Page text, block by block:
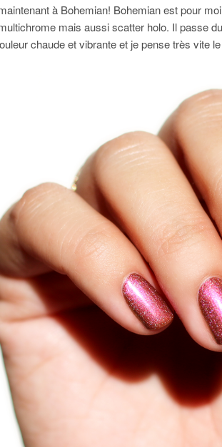
à Bohemian! Bohemian est pour
mais aussi scatter holo. Il passe
chaude et vibrante et je pense très vite